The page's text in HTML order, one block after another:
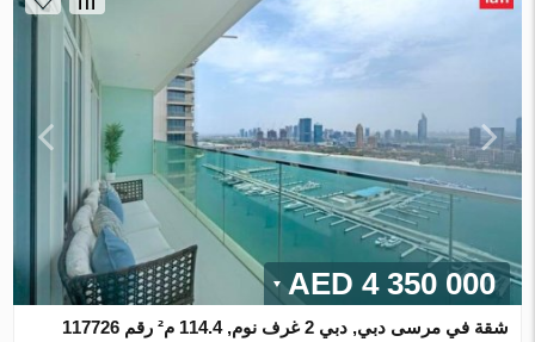
4 350 000 AED
شقة في مرسى دبي, دبي 2 غرف نوم, 114.4 م² رقم 117726